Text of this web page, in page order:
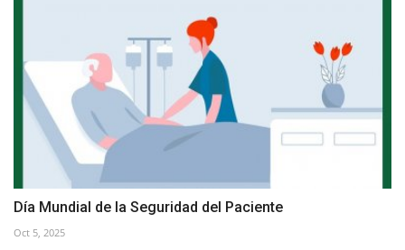
Día Mundial de la Seguridad del Paciente
Oct 5, 2025